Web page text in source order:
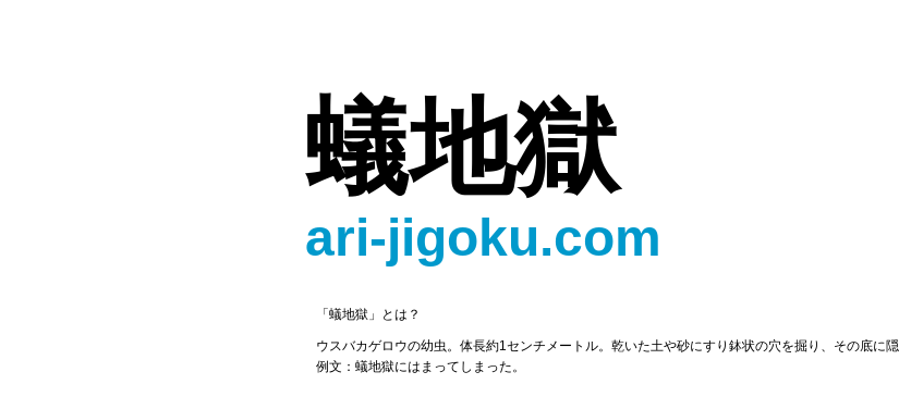
蟻地獄
ari-jigoku.com
「蟻地獄」とは？
ウスバカゲロウの幼虫。体長約1センチメートル。乾いた土や砂にすり鉢状の穴を掘り、その底に
例文：蟻地獄にはまってしまった。